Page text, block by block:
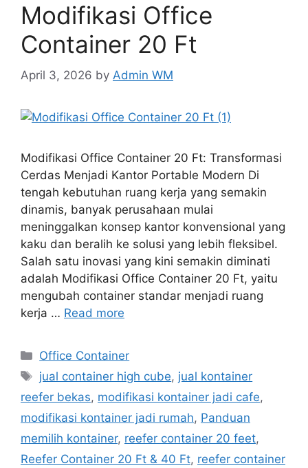
Modifikasi Office
Container 20 Ft
April 3, 2026 by Admin WM
Modifikasi Office Container 20 Ft: Transformasi
Cerdas Menjadi Kantor Portable Modern Di
tengah kebutuhan ruang kerja yang semakin
dinamis, banyak perusahaan mulai
meninggalkan konsep kantor konvensional yang
kaku dan beralih ke solusi yang lebih fleksibel.
Salah satu inovasi yang kini semakin diminati
adalah Modifikasi Office Container 20 Ft, yaitu
mengubah container standar menjadi ruang
kerja … Read more
Categories
Office Container
Tags
jual container high cube, jual kontainer
reefer bekas, modifikasi kontainer jadi cafe,
modifikasi kontainer jadi rumah, Panduan
memilih kontainer, reefer container 20 feet,
Reefer Container 20 Ft & 40 Ft, reefer container